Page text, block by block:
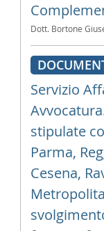
Dott. Bortone
Servizio
stipulate
Parma,
Cesena,